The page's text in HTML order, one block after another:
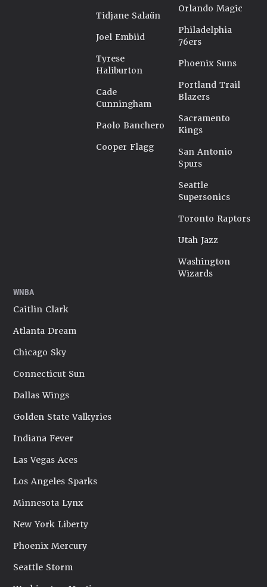
Tidjane Salaün
Joel Embiid
Tyrese
Haliburton
Cade
Cunningham
Paolo Banchero
Cooper Flagg
Orlando Magic
Philadelphia
76ers
Phoenix Suns
Portland Trail
Blazers
Sacramento
Kings
San Antonio
Spurs
Seattle
Supersonics
Toronto Raptors
Utah Jazz
Washington
Wizards
WNBA
Caitlin Clark
Atlanta Dream
Chicago Sky
Connecticut Sun
Dallas Wings
Golden State Valkyries
Indiana Fever
Las Vegas Aces
Los Angeles Sparks
Minnesota Lynx
New York Liberty
Phoenix Mercury
Seattle Storm